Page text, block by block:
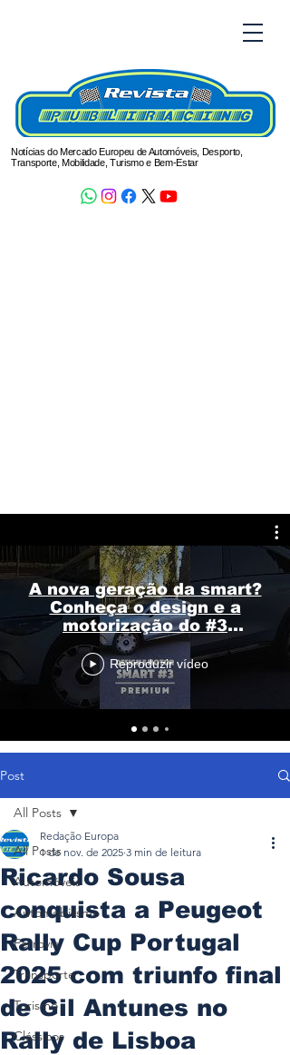
Notícias do Mercado Europeu de Automóveis, Desporto,
Transporte, Mobilidade, Turismo e Bem-Estar
A nova geração da smart?
Conheça o design e a
motorização do #3
Premium
Reproduzir vídeo
Post
All Posts
Automóveis
Automobilismo
Ferrovia
Transporte
Turismo
Clássicos
All Posts
Ricardo Sousa
conquista a Peugeot
Rally Cup Portugal
2025 com triunfo final
de Gil Antunes no
Rally de Lisboa
Redação Europa
1 de nov. de 2025 3 min de leitura